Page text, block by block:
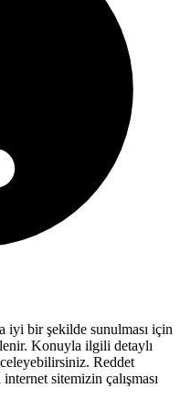
bir şekilde sunulması için
Konuyla ilgili detaylı
Reddet
sitemizin çalışması